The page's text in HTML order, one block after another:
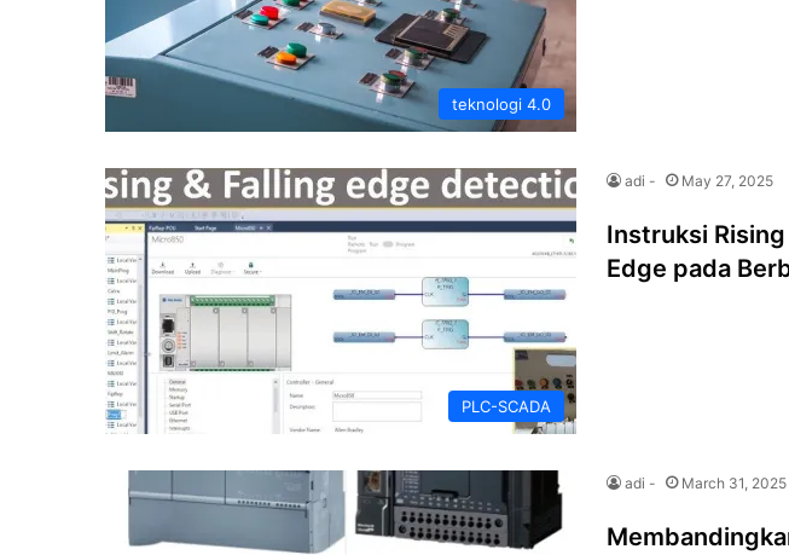
teknologi 4.0
PLC-SCADA
adi - May 27, 2025
Instruksi
Edge pada
adi - March 31, 2025